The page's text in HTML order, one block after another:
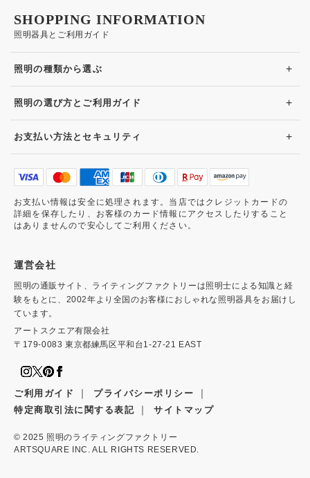
照明器具とご利用ガイド
SHOPPING INFORMATION
照明の種類から選ぶ +
照明の選び方とご利用ガイド +
お支払い方法とセキュリティ +
お支払い情報は安全に処理されます。当店ではクレジットカードの
詳細を保存したり、お客様のカード情報にアクセスしたりすること
はありませんので安心してご利用ください。
運営会社
照明の通販サイト、ライティングファクトリーは照明士による知識と経
験をもとに、2002年より全国のお客様におしゃれな照明器具をお届けし
ています。
アートスクエア有限会社
〒179-0083 東京都練馬区平和台1-27-21 EAST
ご利用ガイド ｜ プライバシーポリシー ｜
特定商取引法に関する表記 ｜ サイトマップ
© 2025 照明のライティングファクトリー
ARTSQUARE INC. ALL RIGHTS RESERVED.